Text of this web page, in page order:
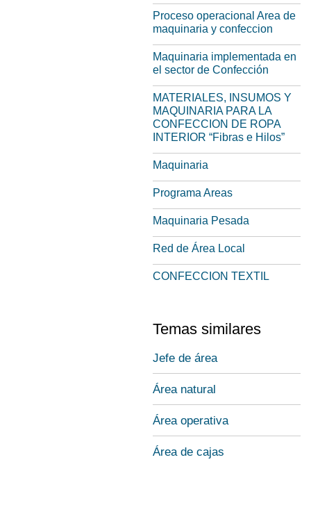
Proceso operacional Area de
maquinaria y confeccion
Maquinaria implementada en
el sector de Confección
MATERIALES, INSUMOS Y
MAQUINARIA PARA LA
CONFECCION DE ROPA
INTERIOR “Fibras e Hilos”
Maquinaria
Programa Areas
Maquinaria Pesada
Red de Área Local
CONFECCION TEXTIL
Temas similares
Jefe de área
Área natural
Área operativa
Área de cajas